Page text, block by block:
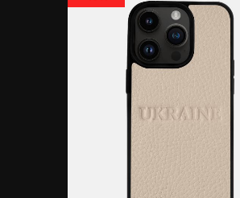
Чохол на телефон з
картою України, чохол з
чохол Україна, чохол з
Якщо Ви шукаєте
клієнта, тому із
Купити чохол у нас –